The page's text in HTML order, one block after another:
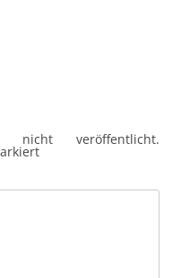
nicht veröffentlicht.